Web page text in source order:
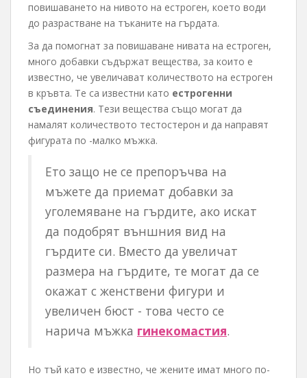
повишаването на нивото на естроген, което води
до разрастване на тъканите на гърдата.
За да помогнат за повишаване нивата на естроген,
много добавки съдържат вещества, за които е
известно, че увеличават количеството на естроген
в кръвта. Те са известни като естрогенни
съединения. Тези вещества също могат да
намалят количеството тестостерон и да направят
фигурата по -малко мъжка.
Ето защо не се препоръчва на
мъжете да приемат добавки за
уголемяване на гърдите, ако искат
да подобрят външния вид на
гърдите си. Вместо да увеличат
размера на гърдите, те могат да се
окажат с женствени фигури и
увеличен бюст - това често се
нарича мъжка гинекомастия.
Но тъй като е известно, че жените имат много по-